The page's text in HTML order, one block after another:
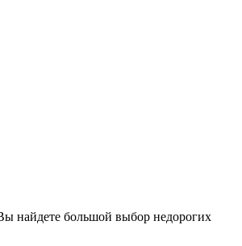
найдете большой выбор недорогих